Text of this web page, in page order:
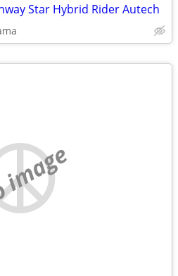
Star Hybrid Rider Autech